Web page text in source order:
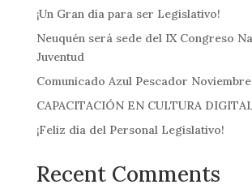
¡Un Gran día para ser Legislativo!
Neuquén será sede del IX Congreso
Juventud
Comunicado Azul Pescador
CAPACITACIÓN EN CULTURA DIGITAL
¡Feliz día del Personal Legislativo!
Recent Comments